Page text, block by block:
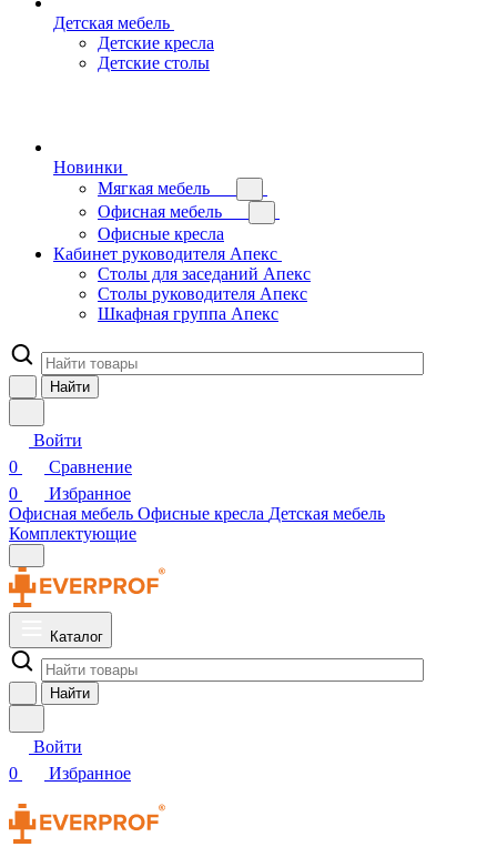
Детская мебель
Детские кресла
Детские столы
Новинки
Мягкая мебель
Офисная мебель
Офисные кресла
Кабинет руководителя Апекс
Столы для заседаний Апекс
Столы руководителя Апекс
Шкафная группа Апекс
Найти
Войти
0
Сравнение
0
Избранное
Офисная мебель Офисные кресла Детская мебель
Комплектующие
Каталог
Найти
Войти
0
Избранное